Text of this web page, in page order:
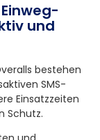
und
bestehen
SMS-
Einsatzzeiten
Schutz.